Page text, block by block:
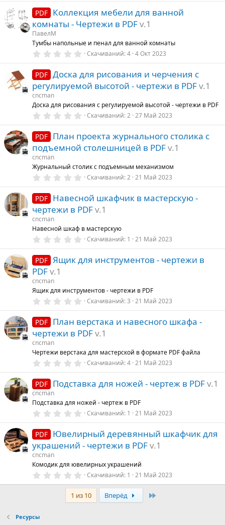
0
в
з
д
PDF Коллекция мебели для ванной
комнаты - Чертежи в PDFv.1
ПавелМ
Тумбы напольные и пенал для ванной комнаты
0
0
з
в
з
д
Скачиваний 4 4 Окт 2023
PDF Доска для рисования и черчения с
регулируемой высотой - чертежи в PDFv.1
cncman
Доска для рисования с регулируемой высотой - чертежи в PDF
0
0
з
в
з
д
Скачиваний 2 27 Май 2023
PDF План проекта журнального столика с
подъемной столешницей в PDFv.1
cncman
Журнальный столик с подъемным механизмом
0
0
з
в
з
д
Скачиваний 2 21 Май 2023
PDF Навесной шкафчик в мастерскую -
чертежи в PDFv.1
cncman
Навесной шкаф в мастерскую
0
0
з
з
д
Скачиваний 1 21 Май 2023
PDF Ящик для инструментов - чертежи в
PDFv.1
cncman
Ящик для инструментов - чертежи в PDF
0
0
з
в
з
д
Скачиваний 3 21 Май 2023
PDF План верстака и навесного шкафа -
чертежи в PDFv.1
cncman
Чертежи верстака для мастерской в формате PDF файла
0
0
ё
з
Скачиваний 4 21 Май 2023
PDF Подставка для ножей - чертеж в PDFv.1
cncman
Подставка для ножей - чертеж в PDF
0
0
з
в
з
д
Скачиваний 1 21 Май 2023
PDF Ювелирный деревянный шкафчик для
украшений - чертежи в PDFv.1
cncman
Комодик для ювелирных украшений
0
0
0
з
Скачиваний 1 21 Май 2023
1 из 10 Вперёд
Ресурсы